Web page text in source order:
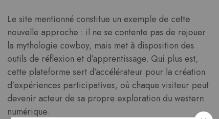
Le site mentionné constitue un exemple de cette
nouvelle approche : il ne se contente pas de rejouer
la mythologie cowboy, mais met à disposition des
outils de réflexion et d’apprentissage. Qui plus est,
cette plateforme sert d’accélérateur pour la création
d’expériences participatives, où chaque visiteur peut
devenir acteur de sa propre exploration du western
numérique.